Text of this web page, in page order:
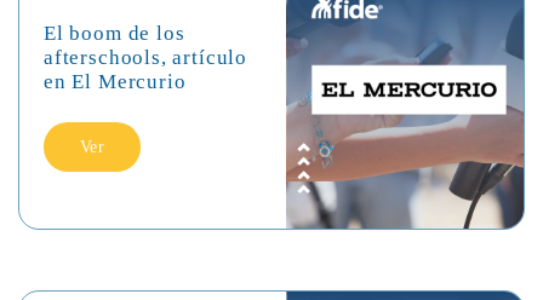
El boom de los
afterschools, artículo
en El Mercurio
Ver